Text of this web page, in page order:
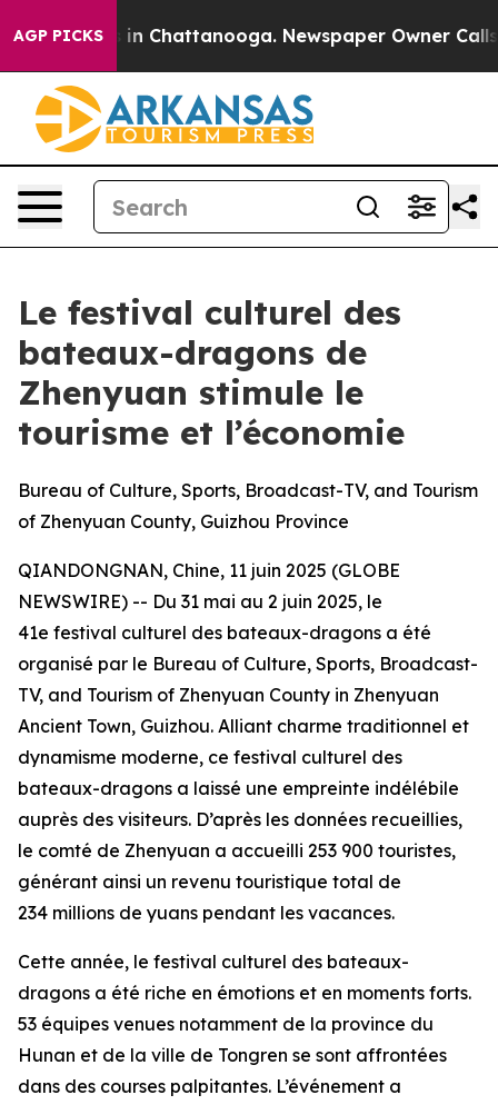
AGP PICKS
Chaos in Chattanooga. Newspaper Owner Calls
Le festival culturel des
bateaux-dragons de
Zhenyuan stimule le
tourisme et l’économie
Bureau of Culture, Sports, Broadcast-TV, and Tourism
of Zhenyuan County, Guizhou Province
QIANDONGNAN, Chine, 11 juin 2025 (GLOBE
NEWSWIRE) -- Du 31 mai au 2 juin 2025, le
41e festival culturel des bateaux-dragons a été
organisé par le Bureau of Culture, Sports, Broadcast-
TV, and Tourism of Zhenyuan County in Zhenyuan
Ancient Town, Guizhou. Alliant charme traditionnel et
dynamisme moderne, ce festival culturel des
bateaux-dragons a laissé une empreinte indélébile
auprès des visiteurs. D’après les données recueillies,
le comté de Zhenyuan a accueilli 253 900 touristes,
générant ainsi un revenu touristique total de
234 millions de yuans pendant les vacances.
Cette année, le festival culturel des bateaux-
dragons a été riche en émotions et en moments forts.
53 équipes venues notamment de la province du
Hunan et de la ville de Tongren se sont affrontées
dans des courses palpitantes. L’événement a